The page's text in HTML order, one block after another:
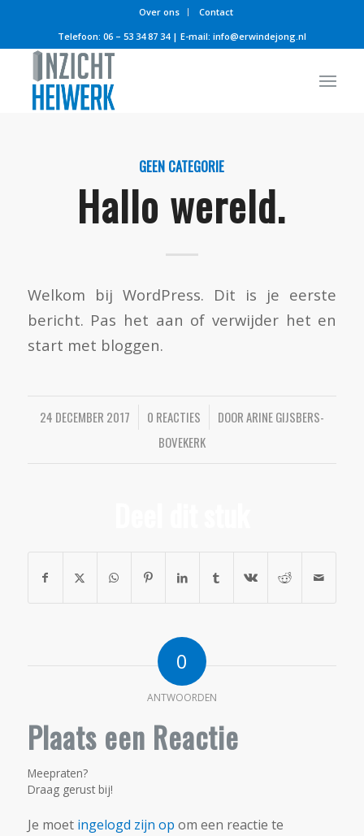
Over ons
Contact
Telefoon: 06 – 53 34 87 34| E-mail: info@erwindejong.nl
GEEN CATEGORIE
Hallo wereld.
Welkom bij WordPress. Dit is je eerste
bericht. Pas het aan of verwijder het en
start met bloggen.
24 DECEMBER 2017
/ 0 REACTIES
/ DOORARINE GIJSBERS-
BOVEKERK
0
ANTWOORDEN
Plaats een Reactie
Meepraten?
Draag gerust bij!
Je moet ingelogd zijn op om een reactie te